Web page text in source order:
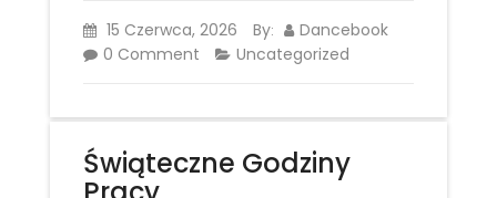
15 Czerwca, 2026 By:
Dancebook
0 Comment
Uncategorized
Świąteczne Godziny